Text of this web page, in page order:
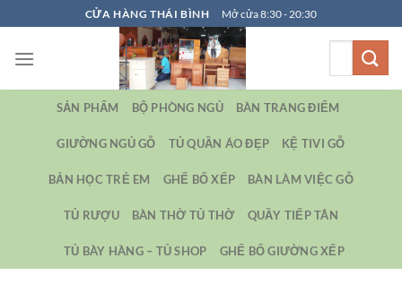
qua
nội
CỬA HÀNG THÁI BÌNH Mở cửa 8:30 - 20:30
SẢN PHẨM BỘ PHÒNG NGỦ BÀN TRANG ĐIỂM
GIƯỜNG NGỦ GỖ TỦ QUẦN ÁO ĐẸP KỆ TIVI GỖ
BẢN HỌC TRẺ EM GHẾ BỐ XẾP BÀN LÀM VIỆC GỖ
TỦ RƯỢU BÀN THỜ TỦ THỜ QUẦY TIẾP TÂN
TỦ BÀY HÀNG – TỦ SHOP GHẾ BỐ GIƯỜNG XẾP